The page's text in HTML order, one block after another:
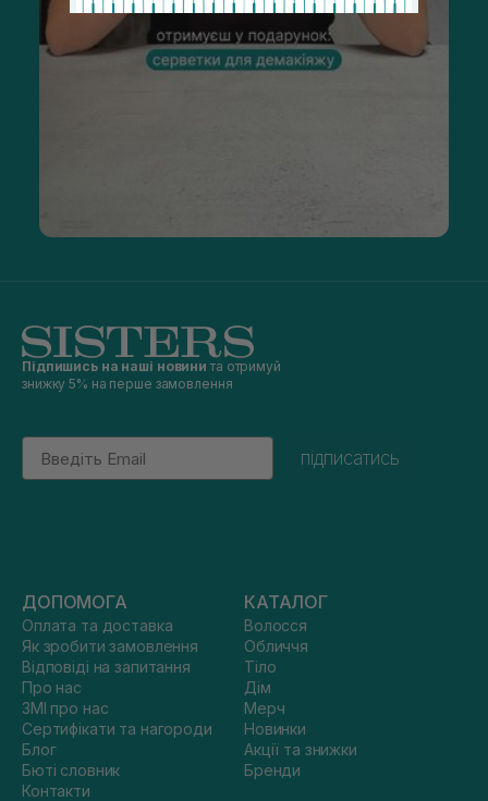
Підпишись на наші новини та отримуй
знижку 5% на перше замовлення
Email
підписатись
ДОПОМОГА
Оплата та доставка
Як зробити замовлення
Відповіді на запитання
Про нас
ЗМІ про нас
Сертифікати та нагороди
Блог
Бюті словник
Контакти
КАТАЛОГ
Волосся
Обличчя
Тіло
Дім
Мерч
Новинки
Акції та знижки
Бренди